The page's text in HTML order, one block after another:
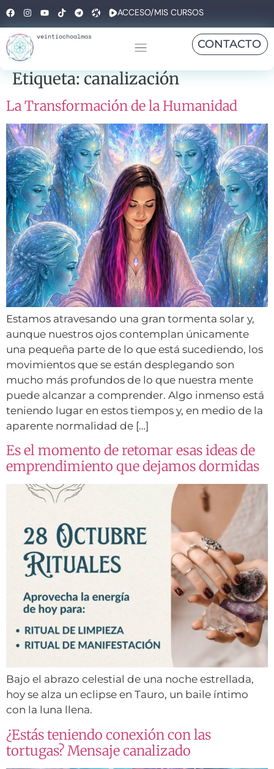
ACCESO/MIS CURSOS
veintiochoalmas
CONTACTO
Etiqueta:canalización
La Transformación de la Humanidad
Estamos atravesando una gran tormenta solar y,
aunque nuestros ojos contemplan únicamente
una pequeña parte de lo que está sucediendo, los
movimientos que se están desplegando son
mucho más profundos de lo que nuestra mente
puede alcanzar a comprender. Algo inmenso está
teniendo lugar en estos tiempos y, en medio de la
aparente normalidad de […]
Es el momento de retomar esas ideas de
emprendimiento que dejamos dormidas
Bajo el abrazo celestial de una noche estrellada,
hoy se alza un eclipse en Tauro, un baile íntimo
con la luna llena.
¿Estás teniendo conexión con las
tortugas? Mensaje canalizado